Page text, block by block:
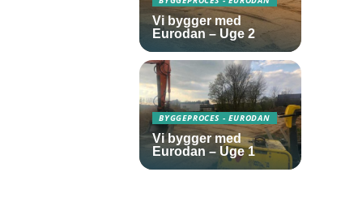
Vi bygger med
Eurodan – Uge 2
BYGGEPROCES - EURODAN
Vi bygger med
Eurodan – Uge 1